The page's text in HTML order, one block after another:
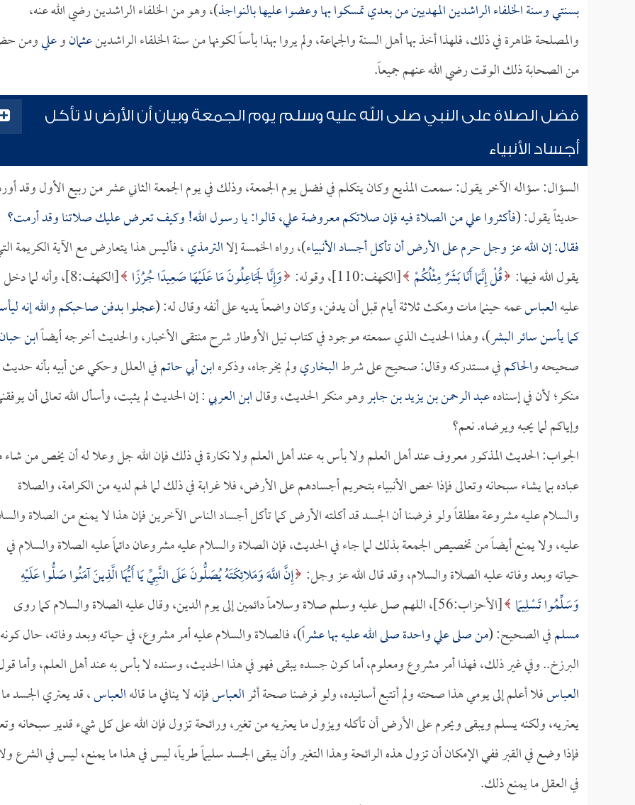
بسنتي وسنة الخلفاء الراشدين المهديين من بعدي تمسكوا بها وعضوا عليها بالنواجذ)، وهو من الخلفاء الراشدين رضي الله عنه،
والمصلحة ظاهرة في ذلك، فلهذا أخذ بها أهل السنة والجماعة، ولم يروا بهذا بأساً لكونها من سنة الخلفاء الراشدينعثمانوعليومن
من الصحابة ذلك الوقت رضي الله عنهم جميعاً.
فضل الصلاة على النبي صلى الله عليه وسلم يوم الجمعة وبيان أن الأرض لا تأكل
أجساد الأنبياء
السؤال: سؤاله الآخر يقول: سمعت المذيع وكان يتكلم في فضل يوم الجمعة، وذلك في يوم الجمعة الثاني عشر من ربيع الأول وقد
حديثاً يقول: (فأكثروا علي من الصلاة فيه فإن صلاتكم معروضة علي، قالوا: يا رسول الله! وكيف تعرض عليك صلاتنا وقد أرمت؟
فقال: إن الله عز وجل حرم على الأرض أن تأكل أجساد الأنبياء)، رواه الخمسة إلاالترمذي، فأليس هذا يتعارض مع الآية الكريمة
يقول الله فيها: قُلْ إِنَّمَا أَنَا بَشَرٌ مِثْلُكُمْ [الكهف:110]، وقوله: وَإِنَّا لَجَاعِلُونَ مَا عَلَيْهَا صَعِيدًا جُرُزًا
[الكهف:8]، وأنه لما دخل
عليهالعباسعمه حينما مات ومكث ثلاثة أيام قبل أن يدفن، وكان واضعاً يديه على أنفه وقال له: (عجلوا بدفن صاحبكم والله إنه
كما يأسن سائر البشر)، وهذا الحديث الذي سمعته موجود في كتاب نيل الأوطار شرح منتقى الأخبار، والحديث أخرجه أيضاًابن حبان
صحيحه والحاكمفي مستدركه وقال: صحيح على شرطالبخاريولم يخرجاه، وذكرهابن أبي حاتمفي العلل وحكي عن أبيه بأنه حديث
منكر؛ لأن في إسنادهعبد الرحمن بن يزيد بن جابروهو منكر الحديث، وقالابن العربي: إن الحديث لم يثبت، وأسأل الله تعالى أن
وإياكم لما يحبه ويرضاه. نعم؟
الجواب: الحديث المذكور معروف عند أهل العلم ولا بأس به عند أهل العلم ولا نكارة في ذلك فإن الله جل وعلا له أن يخص من
عباده بما يشاء سبحانه وتعالى فإذا خص الأنبياء بتحريم أجسادهم على الأرض، فلا غرابة في ذلك لما لهم لديه من الكرامة، والصلاة
والسلام عليه مشروعة مطلقاً ولو فرضنا أن الجسد قد أكلته الأرض كما تأكل أجساد الناس الآخرين فإن هذا لا يمنع من الصلاة
عليه، ولا يمنع أيضاً من تخصيص الجمعة بذلك لما جاء في الحديث، فإن الصلاة والسلام عليه مشروعان دائماً عليه الصلاة والسلام في
حياته وبعد وفاته عليه الصلاة والسلام، وقد قال الله عز وجل: إِنَّ اللَّهَ وَمَلائِكَتَهُ يُصَلُّونَ عَلَى النَّبِيِّ يَا أَيُّهَا الَّذِينَ آمَنُوا صَلُّوا عَلَيْهِ
وَسَلِّمُوا تَسْلِيمًا [الأحزاب:56]، اللهم صل عليه وسلم صلاة وسلاماً دائمين إلى يوم الدين، وقال عليه الصلاة والسلام كما روى
مسلمفي الصحيح: (من صلى علي واحدة صلى الله عليه بها عشراً)، فالصلاة والسلام عليه أمر مشروع، في حياته وبعد وفاته، حال
البرزخ.. وفي غير ذلك، فهذا أمر مشروع ومعلوم، أما كون جسده يبقى فهو في هذا الحديث، وسنده لا بأس به عند أهل العلم، وأما
العباسفلا أعلم إلى يومي هذا صحته ولم أتتبع أسانيده، ولو فرضنا صحة أثرالعباسفإنه لا ينافي ما قالهالعباس، قد يعتري الجسد ما
يعتريه، ولكنه يسلم ويبقى ويحرم على الأرض أن تأكله ويزول ما يعتريه من تغير، ورائحة تزول فإن الله على كل شيء قدير سبحانه
فإذا وضع في القبر ففي الإمكان أن تزول هذه الرائحة وهذا التغير وأن يبقى الجسد سليماً طرياً، ليس في هذا ما يمنع، ليس في الشرع
في العقل ما يمنع ذلك.